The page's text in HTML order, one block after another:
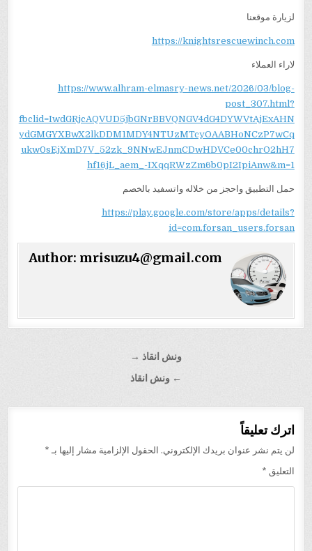
لزيارة موقعنا
https://knightsrescuewinch.com
لاراء العملاء
https://www.alhram-elmasry-news.net/2026/03/blog-
post_307.html?
fbclid=IwdGRjcAQVUD5jbGNrBBVQNGV4dG4DYWVtAjExAHN
ydGMGYXBwX2lkDDM1MDY4NTUzMTcyOAABHoNCzP7wCq
ukw0sEjXmD7V_52zk_9NNwEJnmCDwHDVCe00chrO2hH7
hf16jL_aem_-IXqqRWzZm6b0pI2IpiAnw&m=1
حمل التطبيق واحجز من خلاله واتسفيد بالخصم
https://play.google.com/store/apps/details?
id=com.forsan_users.forsan
Author: mrisuzu4@gmail.com
ونش انقاذ →
← ونش انقاذ
اترك تعليقاً
لن يتم نشر عنوان بريدك الإلكتروني. الحقول الإلزامية مشار إليها بـ *
التعليق *